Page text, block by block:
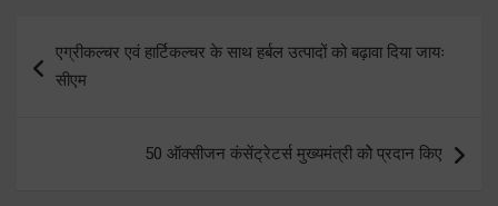
navigation
एग्रीकल्चर एवं हार्टिकल्चर के साथ हर्बल उत्पादों को बढ़ावा दिया जायः
सीएम
50 ऑक्सीजन कंसेंट्रेटर्स मुख्यमंत्री कोे प्रदान किए